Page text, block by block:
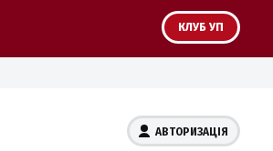
КЛУБ УП
АВТОРИЗАЦІЯ